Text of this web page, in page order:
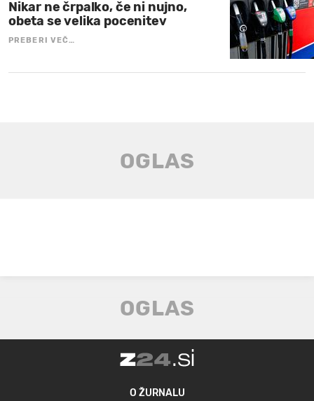
Nikar ne črpalko, če ni nujno,
obeta se velika pocenitev
PREBERI VEČ…
O ŽURNALU